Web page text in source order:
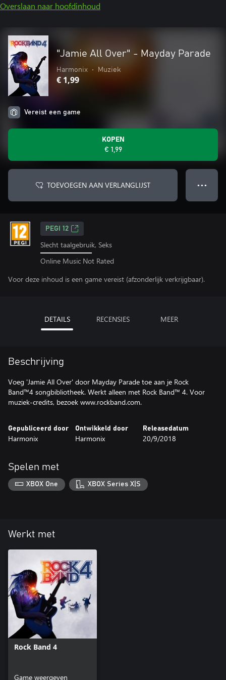
Overslaan naar hoofdinhoud
"Jamie All Over" - Mayday Parade
Harmonix • Muziek
€ 1,99
Vereist een game
KOPEN
€ 1,99
TOEVOEGEN AAN VERLANGLIJST ● ● ●
PEGI 12
Slecht taalgebruik, Seks
Online Music Not Rated
Voor deze inhoud is een game vereist (afzonderlijk verkrijgbaar).
DETAILS RECENSIES MEER
Beschrijving
Voeg 'Jamie All Over' door Mayday Parade toe aan je Rock
Band™4 songbibliotheek. Werkt alleen met Rock Band™ 4. Voor
muziek-credits, bezoek www.rockband.com.
Gepubliceerd door
Harmonix
Ontwikkeld door
Harmonix
Releasedatum
20/9/2018
Spelen met
XBOX One XBOX Series X|S
Werkt met
Rock Band 4
Game weergeven